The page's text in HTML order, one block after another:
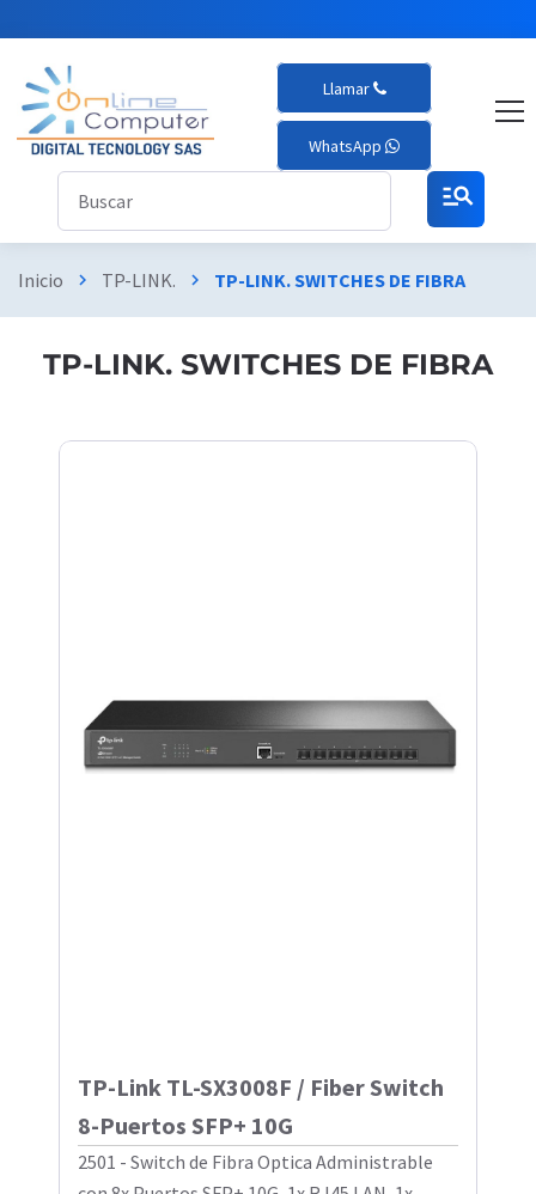
Llamar
WhatsApp
manage_search
Inicio chevron_right TP-LINK. chevron_right TP-LINK. SWITCHES DE FIBRA
TP-LINK. SWITCHES DE FIBRA
TP-Link TL-SX3008F / Fiber Switch
8-Puertos SFP+ 10G
2501 - Switch de Fibra Optica Administrable